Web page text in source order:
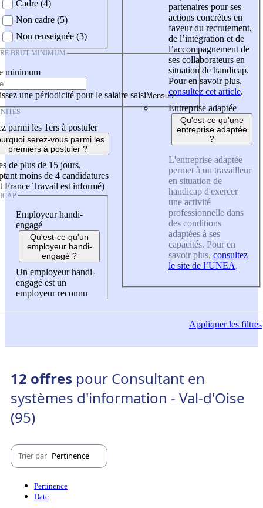
Cadre (4)
Non cadre (5)
Non renseignée (3)
BRUT MINIMUM
minimum
une périodicité pour le salaire saisi
parmi les 1ers à postuler
serez-vous parmi les
premiers à postuler ?
de plus de 15 jours,
moins de 4 candidatures
France Travail est informé)
Employeur handi-
engagé
Qu'est-ce qu'un
employeur handi-
engagé ?
Un employeur handi-
engagé est un
employeur reconnu
partenaires pour ses
actions concrètes en
faveur du recrutement,
de l’intégration et de
l’accompagnement de
ses collaborateurs en
situation de handicap.
Pour en savoir plus,
consultez cet article.
Entreprise adaptée
Qu'est-ce qu'une
entreprise adaptée
?
L'entreprise adaptée
permet à un travailleur
en situation de
handicap d'exercer
une activité
professionnelle dans
des conditions
adaptées à ses
capacités. Pour en
savoir plus, consultez
le site de l’UNEA.
Appliquerles filtres
12 offres pour Consultant en
systèmes d'information - Val-d'Oise
(95)
Trier par Pertinence
Pertinence
Date